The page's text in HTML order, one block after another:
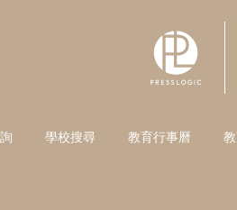
學校搜尋 教育行事曆